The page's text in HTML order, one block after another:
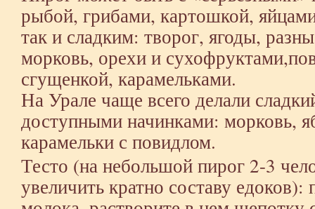
рыбой, грибами, картошкой,
так и сладким: творог, ягоды,
морковь, орехи и
сгущенкой, карамельками.
На Урале чаще всего делали
доступными начинками: морковь,
карамельки с повидлом.
Тесто (на небольшой пирог 2-3
увеличить кратно составу едоков):